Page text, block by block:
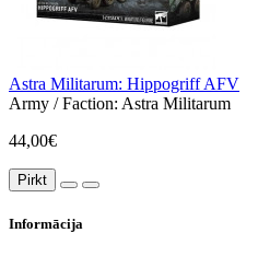
Astra Militarum: Hippogriff AFV
Army / Faction: Astra Militarum
44,00€
Pirkt
Informācija